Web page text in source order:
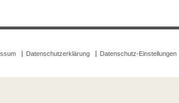
Datenschutzerklärung Datenschutz-Einstellungen